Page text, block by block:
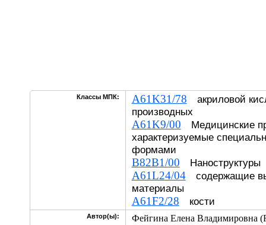
Классы МПК: A61K31/78 акриловой
производных
A61K9/00 Медицинские
характеризуемые
формами
B82B1/00 Наноструктуры
A61L24/04содержащие
материалы
A61F2/28 кости
Автор(ы):
Фейгина Елена Владимировна